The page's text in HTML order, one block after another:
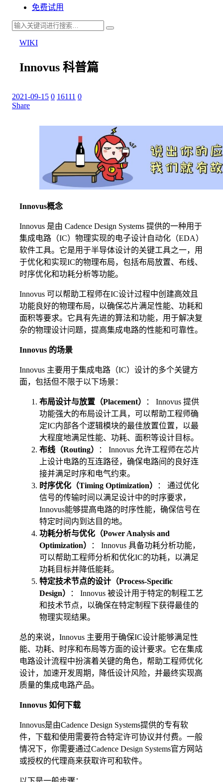
免费试用
WIKI
Innovus 科普篇
2021-09-15 0 16111 0
Share
Innovus概念
Innovus 是由 Cadence Design Systems 提供的一种用于
集成电路（IC）物理实现的电子设计自动化（EDA）
软件工具。它是用于半导体设计的关键工具之一，用
于优化和实现IC的物理布局，包括布局放置、布线、
时序优化和功耗分析等功能。
Innovus 可以帮助工程师在IC设计过程中创建高效且
功能良好的物理布局，以确保芯片满足性能、功耗和
面积等要求。它具有先进的算法和功能，用于解决复
杂的物理设计问题，提高集成电路的性能和可靠性。
Innovus 的场景
Innovus 主要用于集成电路（IC）设计的多个关键方
面，包括但不限于以下场景：
布局设计与放置（Placement）
： Innovus 提供
功能强大的布局设计工具，可以帮助工程师确
定IC内部各个逻辑模块的最佳放置位置，以最
大程度地满足性能、功耗、面积等设计目标。
布线（Routing）
： Innovus 允许工程师在芯片
上设计电路的互连路径，确保电路间的良好连
接并满足时序和电气约束。
时序优化（Timing Optimization）
： 通过优化
信号的传输时间以满足设计中的时序要求，
Innovus能够提高电路的时序性能，确保信号在
特定时间内到达目的地。
功耗分析与优化（Power Analysis and
Optimization）
： Innovus 具备功耗分析功能，
可以帮助工程师分析和优化IC的功耗，以满足
功耗目标并降低能耗。
特定技术节点的设计（Process-Specific
Design）
： Innovus 被设计用于特定的制程工艺
和技术节点，以确保在特定制程下获得最佳的
物理实现结果。
总的来说，Innovus 主要用于确保IC设计能够满足性
能、功耗、时序和布局等方面的设计要求。它在集成
电路设计流程中扮演着关键的角色，帮助工程师优化
设计，加速开发周期，降低设计风险，并最终实现高
质量的集成电路产品。
Innovus 如何下载
Innovus是由Cadence Design Systems提供的专有软
件，下载和使用需要符合特定许可协议并付费。一般
情况下，你需要通过Cadence Design Systems官方网站
或授权的代理商来获取许可和软件。